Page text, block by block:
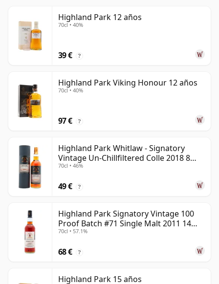
Highland Park 12 años
70cl • 40%
39 € ?
Highland Park Viking Honour 12 años
70cl • 40%
97 € ?
Highland Park Whitlaw - Signatory
Vintage Un-Chillfiltered Colle 2018 8
años
70cl • 46%
49 € ?
Highland Park Signatory Vintage 100
Proof Batch #71 Single Malt 2011 14
años
70cl • 57.1%
68 € ?
Highland Park 15 años